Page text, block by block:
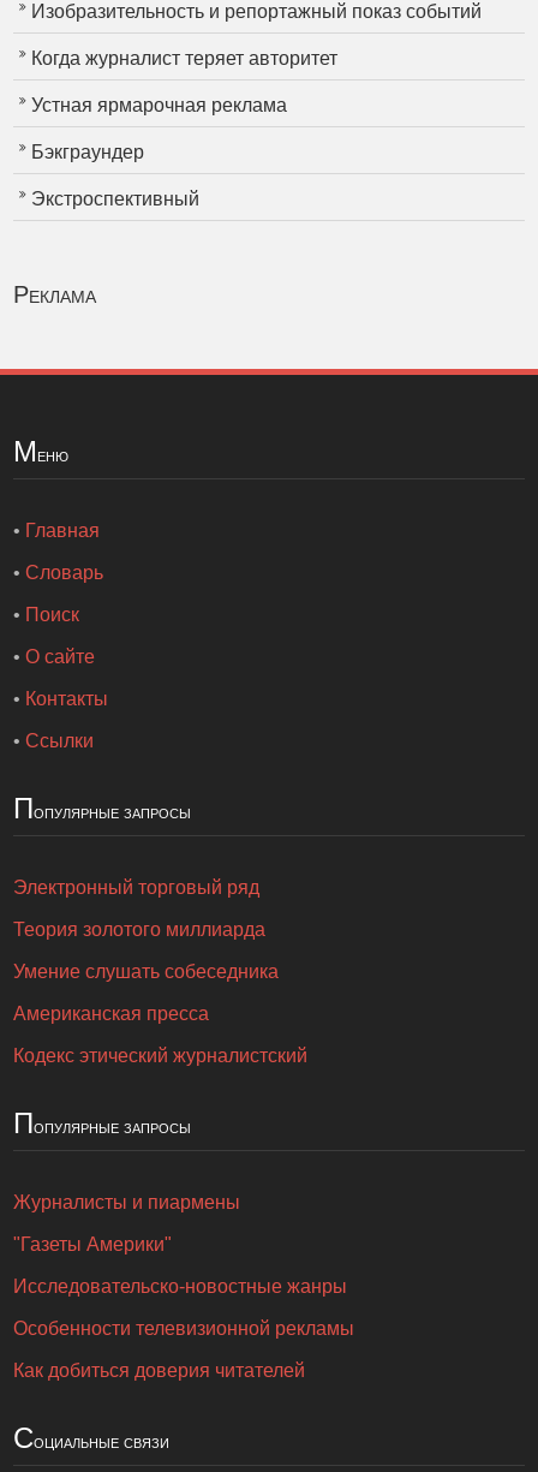
Изобразительность и репортажный показ событий
Когда журналист теряет авторитет
Устная ярмарочная реклама
Бэкграундер
Экстроспективный
Реклама
Меню
• Главная
•Словарь
• Поиск
•О сайте
• Контакты
•Ссылки
Популярные запросы
Электронный торговый ряд
Теория золотого миллиарда
Умение слушать собеседника
Американская пресса
Кодекс этический журналистский
Популярные запросы
Журналисты и пиармены
"Газеты Америки"
Исследовательско-новостные жанры
Особенности телевизионной рекламы
Как добиться доверия читателей
Социальные связи